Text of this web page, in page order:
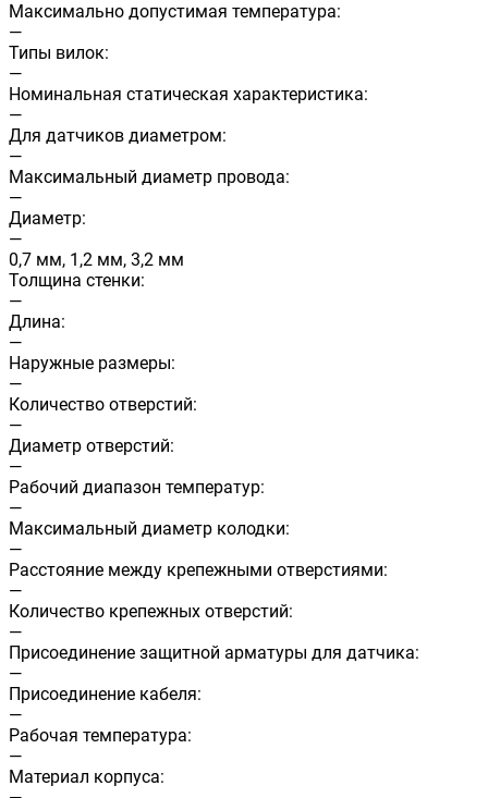
Максимально допустимая температура:
—
Типы вилок:
—
Номинальная статическая характеристика:
—
Для датчиков диаметром:
—
Максимальный диаметр провода:
—
Диаметр:
—
0,7 мм, 1,2 мм, 3,2 мм
Толщина стенки:
—
Длина:
—
Наружные размеры:
—
Количество отверстий:
—
Диаметр отверстий:
—
Рабочий диапазон температур:
—
Максимальный диаметр колодки:
—
Расстояние между крепежными отверстиями:
—
Количество крепежных отверстий:
—
Присоединение защитной арматуры для датчика:
—
Присоединение кабеля:
—
Рабочая температура:
—
Материал корпуса: